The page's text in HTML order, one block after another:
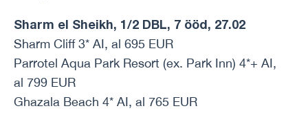
Sharm el Sheikh, 1/2 DBL, 7 ööd, 27.02
Sharm Cliff 3* AI, al 695 EUR
Parrotel Aqua Park Resort (ex. Park Inn) 4*+ AI,
al 799 EUR
Ghazala Beach 4* AI, al 765 EUR